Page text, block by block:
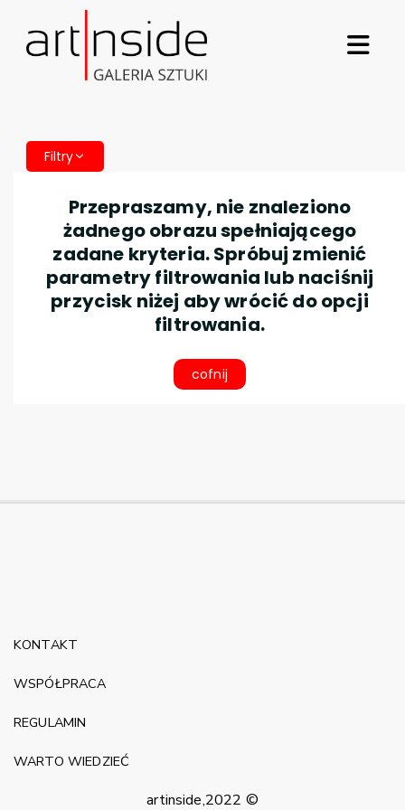
Filtry
Przepraszamy, nie znaleziono
żadnego obrazu spełniającego
zadane kryteria. Spróbuj zmienić
parametry filtrowania lub naciśnij
przycisk niżej aby wrócić do opcji
filtrowania.
cofnij
artinside,2022 ©
KONTAKT
WSPÓŁPRACA
REGULAMIN
WARTO WIEDZIEĆ